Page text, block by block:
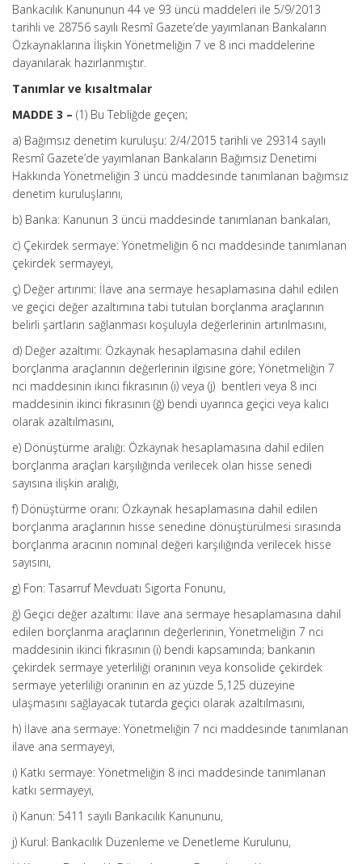
Bankacılık Kanununun 44 ve 93 üncü maddeleri ile 5/9/2013
tarihli ve 28756 sayılı Resmî Gazete’de yayımlanan Bankaların
Özkaynaklarına İlişkin Yönetmeliğin 7 ve 8 inci maddelerine
dayanılarak hazırlanmıştır.
Tanımlar ve kısaltmalar
MADDE 3 – (1) Bu Tebliğde geçen;
a) Bağımsız denetim kuruluşu: 2/4/2015 tarihli ve 29314 sayılı
Resmî Gazete’de yayımlanan Bankaların Bağımsız Denetimi
Hakkında Yönetmeliğin 3 üncü maddesinde tanımlanan bağımsız
denetim kuruluşlarını,
b) Banka: Kanunun 3 üncü maddesinde tanımlanan bankaları,
c) Çekirdek sermaye: Yönetmeliğin 6 ncı maddesinde tanımlanan
çekirdek sermayeyi,
ç) Değer artırımı: İlave ana sermaye hesaplamasına dahil edilen
ve geçici değer azaltımına tabi tutulan borçlanma araçlarının
belirli şartların sağlanması koşuluyla değerlerinin artırılmasını,
d) Değer azaltımı: Özkaynak hesaplamasına dahil edilen
borçlanma araçlarının değerlerinin ilgisine göre; Yönetmeliğin 7
nci maddesinin ikinci fıkrasının (i) veya (j) bentleri veya 8 inci
maddesinin ikinci fıkrasının (ğ) bendi uyarınca geçici veya kalıcı
olarak azaltılmasını,
e) Dönüştürme aralığı: Özkaynak hesaplamasına dahil edilen
borçlanma araçları karşılığında verilecek olan hisse senedi
sayısına ilişkin aralığı,
f) Dönüştürme oranı: Özkaynak hesaplamasına dahil edilen
borçlanma araçlarının hisse senedine dönüştürülmesi sırasında
borçlanma aracının nominal değeri karşılığında verilecek hisse
sayısını,
g) Fon: Tasarruf Mevduatı Sigorta Fonunu,
ğ) Geçici değer azaltımı: İlave ana sermaye hesaplamasına dahil
edilen borçlanma araçlarının değerlerinin, Yönetmeliğin 7 nci
maddesinin ikinci fıkrasının (i) bendi kapsamında; bankanın
çekirdek sermaye yeterliliği oranının veya konsolide çekirdek
sermaye yeterliliği oranının en az yüzde 5,125 düzeyine
ulaşmasını sağlayacak tutarda geçici olarak azaltılmasını,
h) İlave ana sermaye: Yönetmeliğin 7 nci maddesinde tanımlanan
ilave ana sermayeyi,
ı) Katkı sermaye: Yönetmeliğin 8 inci maddesinde tanımlanan
katkı sermayeyi,
i) Kanun: 5411 sayılı Bankacılık Kanununu,
j) Kurul: Bankacılık Düzenleme ve Denetleme Kurulunu,